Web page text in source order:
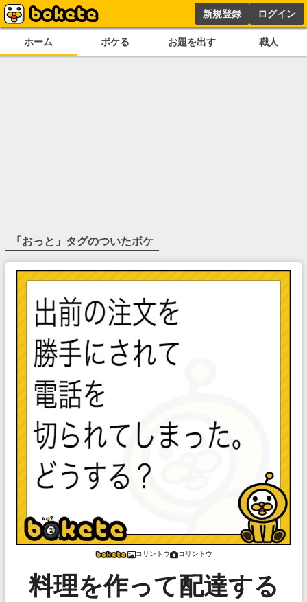
新規登録 ログイン
ホーム ボケる お題を出す 職人
「おっと 」タグのついたボケ
コリントウ コリントウ
料理を作って配達する